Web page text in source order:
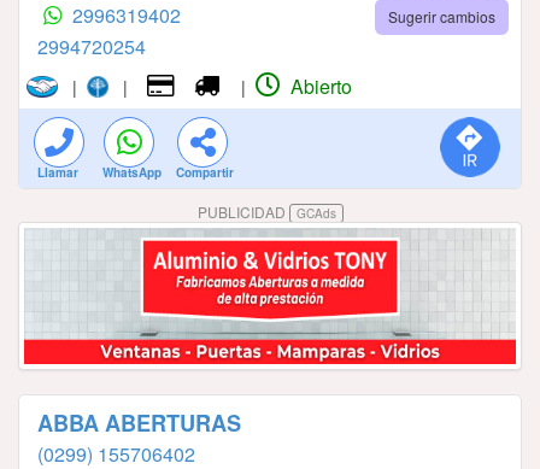
2996319402
2994720254
Sugerir cambios
| | | Abierto
Llamar WhatsApp Compartir
PUBLICIDAD GCAds
ABBA ABERTURAS
(0299) 155706402